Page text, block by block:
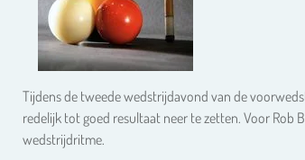
Tijdens de tweede wedstrijdavond van de
redelijk tot goed resultaat neer te zetten. Voor Rob
wedstrijdritme.